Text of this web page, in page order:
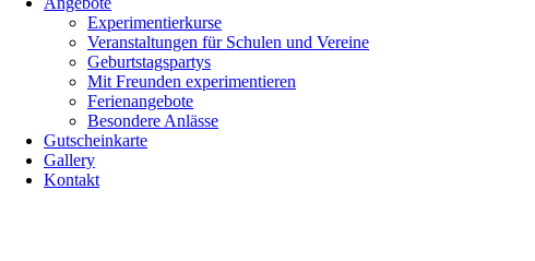
Experimentierkurse
Veranstaltungen für Schulen und Vereine
Geburtstagspartys
Mit Freunden experimentieren
Ferienangebote
Besondere Anlässe
Gutscheinkarte
Gallery
Kontakt